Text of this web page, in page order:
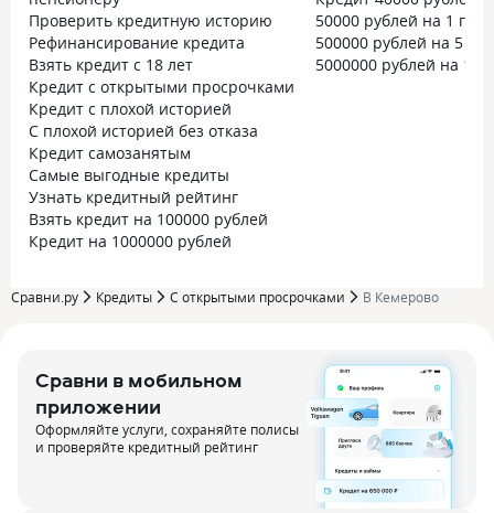
Проверить кредитную историю
Рефинансирование кредита
Взять кредит с 18 лет
Кредит с открытыми просрочками
Кредит с плохой историей
С плохой историей без отказа
Кредит самозанятым
Самые выгодные кредиты
Узнать кредитный рейтинг
Взять кредит на 100000 рублей
Кредит на 1000000 рублей
50000 рублей на 1 год
500000 рублей на 5 лет
5000000 рублей на 10
Сравни.ру Кредиты С открытыми просрочками В Кемерово
Сравни в мобильном
приложении
Оформляйте услуги, сохраняйте полисы
и проверяйте кредитный рейтинг